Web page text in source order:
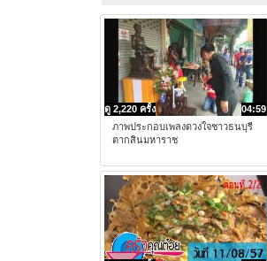
04:59
ดู 2,220 ครั้ง
ภาพประกอบเพลงดวงใจชาวธนบุรี
ตากสินมหาราช